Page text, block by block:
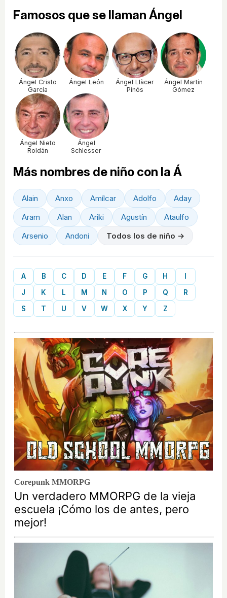
Famosos que se llaman Ángel
Ángel Cristo
García
Ángel León
Ángel Llàcer
Pinós
Ángel Martín
Gómez
Ángel Nieto
Roldán
Ángel
Schlesser
Más nombres de niño con la Á
Alain Anxo Amílcar Adolfo
Aday
Aram
Alan Ariki Agustín
Ataulfo
Arsenio
Andoni Todos los de niño →
A B C D E F G H
J
K L M N O P Q
R
S
T U V W X Y Z
Corepunk MMORPG
Un verdadero MMORPG de la vieja
escuela ¡Cómo los de antes, pero
mejor!